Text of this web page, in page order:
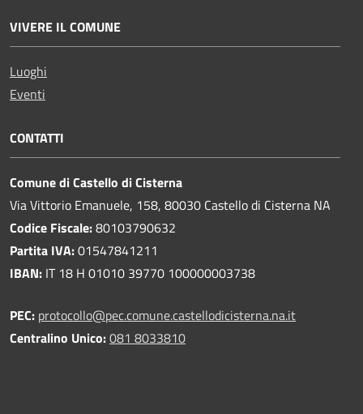
VIVERE IL COMUNE
Luoghi
Eventi
CONTATTI
Comune di Castello di Cisterna
Via Vittorio Emanuele, 158, 80030 Castello di Cisterna NA
Codice Fiscale:80103790632
Partita IVA:01547841211
IBAN: IT 18 H 01010 39770 100000003738
PEC: protocollo@pec.comune.castellodicisterna.na.it
Centralino Unico:081 8033810